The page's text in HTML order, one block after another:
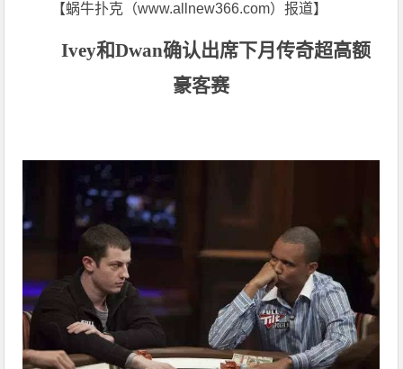
【蜗牛扑克（www.allnew366.com）报道】
Ivey和Dwan确认出席下月传奇超高额
豪客赛